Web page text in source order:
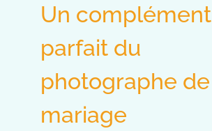
Un complément
parfait du
photographe de
mariage